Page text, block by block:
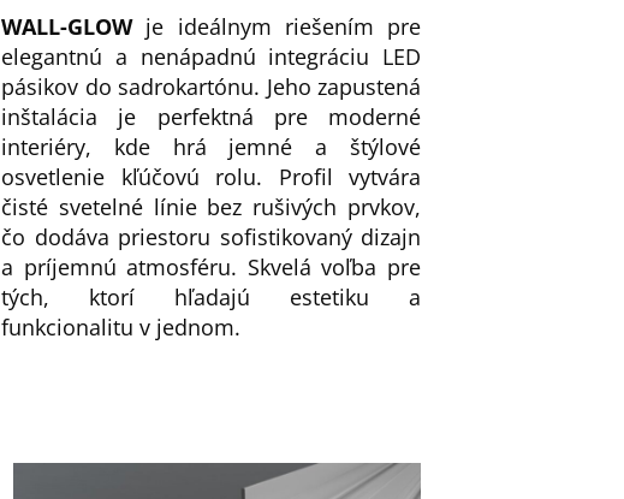
WALL-GLOWje ideálnym riešením pre
elegantnú a nenápadnú integráciu LED
pásikov do sadrokartónu. Jeho zapustená
inštalácia je perfektná pre moderné
interiéry, kde hrá jemné a štýlové
osvetlenie kľúčovú rolu. Profil vytvára
čisté svetelné línie bez rušivých prvkov,
čo dodáva priestoru sofistikovaný dizajn
a príjemnú atmosféru. Skvelá voľba pre
tých, ktorí hľadajú estetiku a
funkcionalitu v jednom.